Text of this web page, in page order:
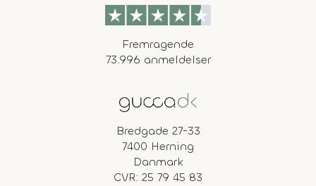
Fremragende
73.996 anmeldelser
Bredgade 27-33
7400 Herning
Danmark
CVR: 25 79 45 83